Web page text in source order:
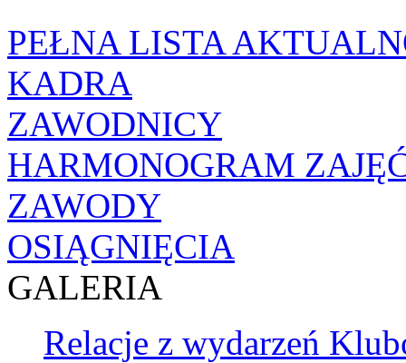
PEŁNA LISTA
KADRA
ZAWODNICY
HARMONOGRAM
ZAWODY
OSIĄGNIĘCIA
GALERIA
Relacje z wydarzeń